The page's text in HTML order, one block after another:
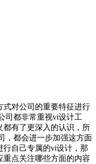
式对公司的重要特征进行
司都非常重视vi设计工
都有了更深入的认识，所
，都会进一步加强这方面
行自己专属的vi设计，那
点关注哪些方面的内容